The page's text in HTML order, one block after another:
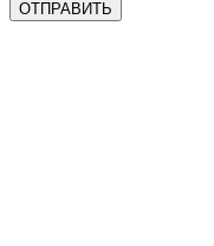
ОТПРАВИТЬ